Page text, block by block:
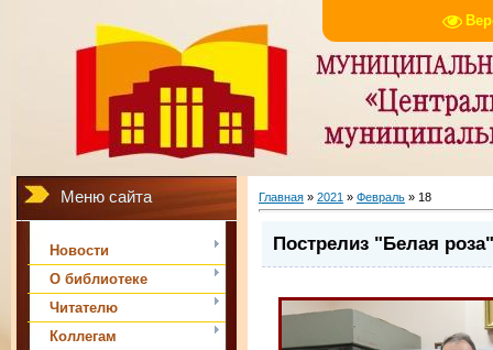
Меню сайта
Новости
О библиотеке
Читателю
Коллегам
Главная » 2021 » Февраль » 18
Пострелиз "Белая роза"